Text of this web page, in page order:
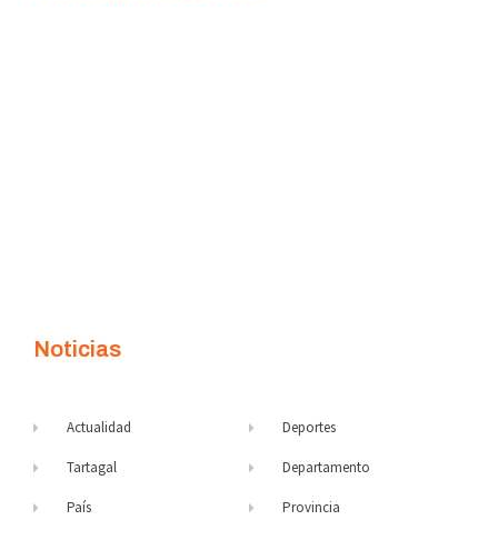
Noticias
Actualidad
Tartagal
País
Deportes
Departamento
Provincia